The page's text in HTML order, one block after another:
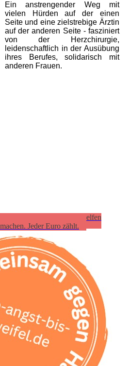
Ein anstrengender Weg mit
vielen Hürden auf der einen
Seite und eine zielstrebige Ärztin
auf der anderen Seite - fasziniert
von der Herzchirurgie,
leidenschaftlich in der Ausübung
ihres Berufes, solidarisch mit
anderen Frauen.
"freieweiber.de", wenn du helfen
Jeder Euro zählt.